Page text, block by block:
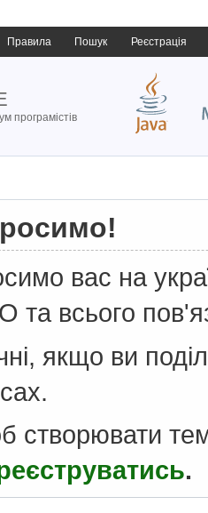
Правила Пошук Реєстрація
програмістів
вас на
та всього
якщо ви
створювати
.